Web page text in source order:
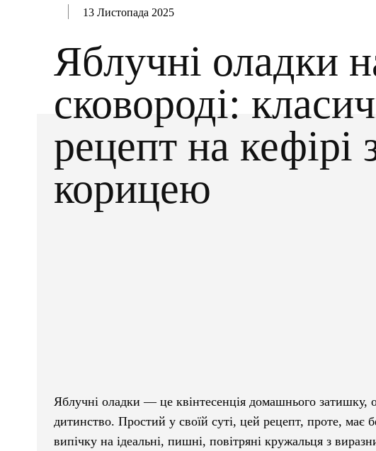
13 Листопада 2025
Яблучні оладки
сковороді:
рецепт на кефірі
корицею
Яблучні оладки — це квінтесенція домашнього затишку,
дитинство. Простий у своїй суті, цей рецепт, проте, має
випічку на ідеальні, пишні, повітряні кружальця з